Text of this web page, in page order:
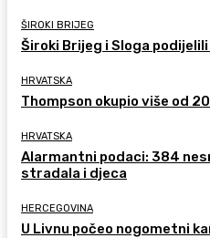
ŠIROKI BRIJEG
Široki Brijeg i Sloga
HRVATSKA
Thompson okupio više od
HRVATSKA
Alarmantni podaci: 384
stradala i djeca
HERCEGOVINA
U Livnu počeo nogometni